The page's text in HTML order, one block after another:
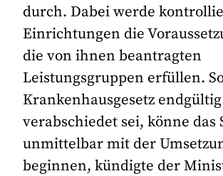
durch. Dabei werde
Einrichtungen die
die von ihnen beantragten
Leistungsgruppen erfüllen.
Krankenhausgesetz endgültig
verabschiedet sei, könne das
unmittelbar mit der
beginnen, kündigte der